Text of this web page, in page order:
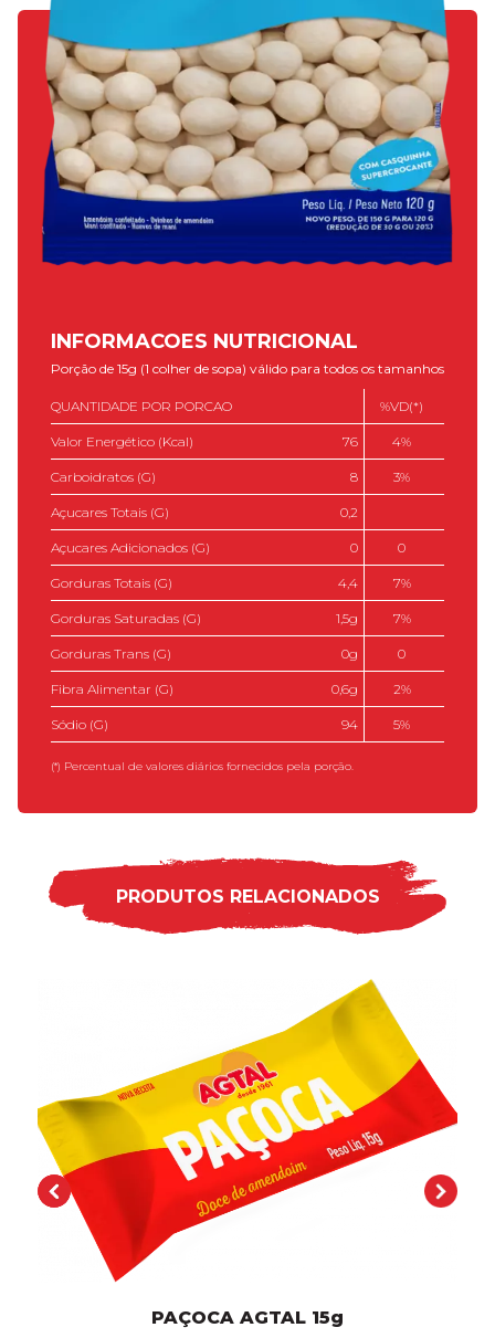
INFORMACOES NUTRICIONAL
Porção de 15g (1 colher de sopa) válido para todos os tamanhos
QUANTIDADE POR PORCAO %VD(*)
Valor Energético (kcal) 76 4%
Carboidratos (g) 8 3%
Açucares Totais (g) 0,2
Açucares Adicionados (g) 0 0
Gorduras Totais (g) 4,4 7%
Gorduras Saturadas (g) 1,5g 7%
Gorduras Trans (g) 0g 0
Fibra Alimentar (g) 0,6g 2%
Sódio (g) 94 5%
(*) Percentual de valores diários fornecidos pela porção.
PRODUTOS RELACIONADOS
PAÇOCA AGTAL 2